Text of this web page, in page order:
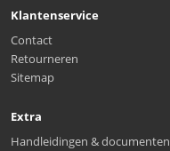
Klantenservice
Contact
Retourneren
Sitemap
Extra
Handleidingen & documenten